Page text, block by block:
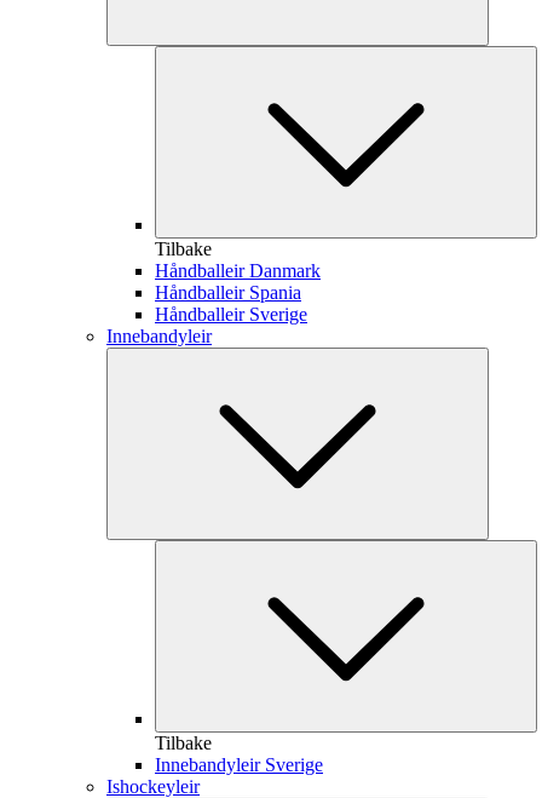
Tilbake
Håndballeir Danmark
Håndballeir Spania
Håndballeir Sverige
Innebandyleir
Tilbake
Innebandyleir Sverige
Ishockeyleir